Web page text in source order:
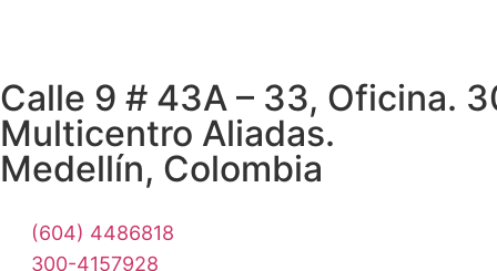
Calle 9 # 43A – 33, Oficina.
Multicentro Aliadas.
Medellín, Colombia
(604) 4486818
300-4157928